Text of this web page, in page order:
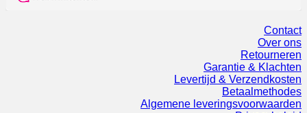
Contact
Over ons
Retourneren
Garantie & Klachten
Levertijd & Verzendkosten
Betaalmethodes
Algemene leveringsvoorwaarden